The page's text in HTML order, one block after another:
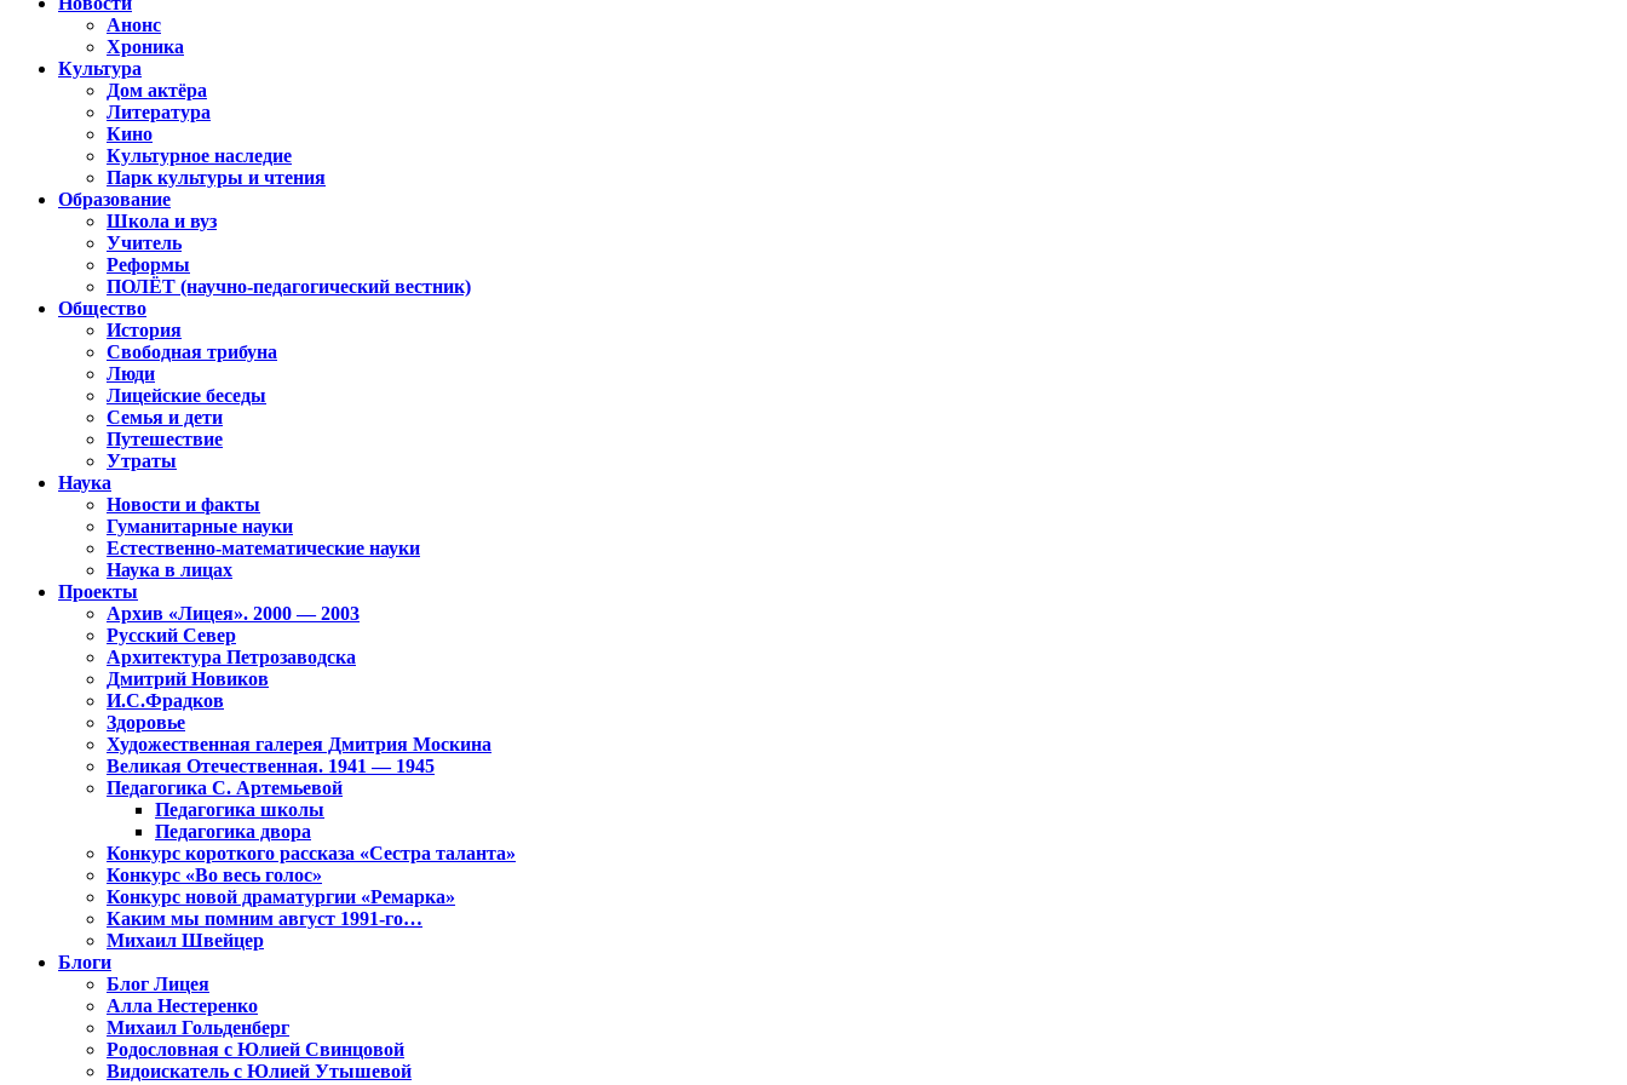
Анонс
Хроника
Культура
Дом актёра
Литература
Кино
Культурное наследие
Парк культуры и чтения
Образование
Школа и вуз
Учитель
Реформы
ПОЛЁТ (научно-педагогический вестник)
Общество
История
Свободная трибуна
Люди
Лицейские беседы
Семья и дети
Путешествие
Утраты
Наука
Новости и факты
Гуманитарные науки
Естественно-математические науки
Наука в лицах
Проекты
Архив «Лицея». 2000 — 2003
Русский Север
Архитектура Петрозаводска
Дмитрий Новиков
И.С.Фрадков
Здоровье
Художественная галерея Дмитрия Москина
Великая Отечественная. 1941 — 1945
Педагогика С. Артемьевой
Педагогика школы
Педагогика двора
Конкурс короткого рассказа «Сестра таланта»
Конкурс «Во весь голос»
Конкурс новой драматургии «Ремарка»
Каким мы помним август 1991-го…
Михаил Швейцер
Блоги
Блог Лицея
Алла Нестеренко
Михаил Гольденберг
Родословная с Юлией Свинцовой
Видоискатель с Юлией Утышевой